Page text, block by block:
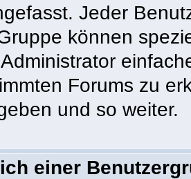
Jeder
können
Forums zu
und so weiter.
einer